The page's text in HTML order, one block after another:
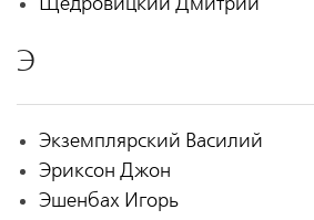
Э
Экземплярский Василий
Эриксон Джон
Эшенбах Игорь